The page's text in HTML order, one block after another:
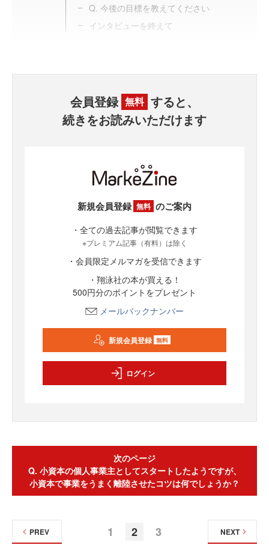
Q. 今後の目標を教えてください
インタビューを終えて
会員登録 無料 すると、
続きをお読みいただけます
新規会員登録 無料 のご案内
・全ての過去記事が閲覧できます
※プレミアム記事（有料）は除く
・会員限定メルマガを受信できます
・翔泳社の本が買える！
500円分のポイントをプレゼント
メールバックナンバー
新規会員登録 無料
ログイン
次のページ
Q. 小資本の個人事業主としてスタートしたようですが、
小資本で事業をうまく離陸させたコツは何でしょうか？
1 2 3
PREV NEXT